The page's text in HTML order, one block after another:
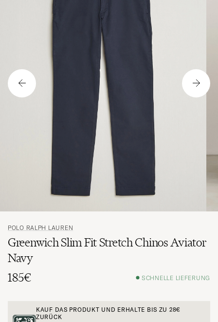
POLO RALPH LAUREN
Greenwich Slim Fit Stretch Chinos Aviator
Navy
185€
SCHNELLE LIEFERUNG
KAUF DAS PRODUKT UND ERHALTE BIS ZU 28€
ZURÜCK